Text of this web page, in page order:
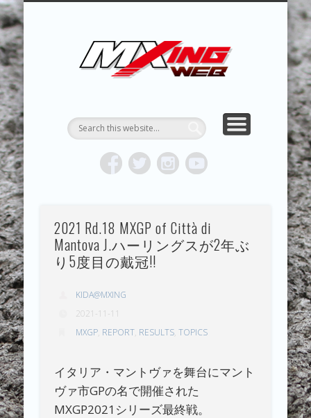
トク
HOME
TOPICS
ABOUT MX
RESULTS
REPORT
MXING & MXING＋PLUS
HYPER MXING
CONTACT
2021 Rd.18 MXGP of Città di
Mantova J.ハーリングスが2年ぶ
り5度目の戴冠!!
KIDA@MXING
2021-11-11
MXGP, REPORT, RESULTS,TOPICS
イタリア・マントヴァを舞台にマント
ヴァ市GPの名で開催された
MXGP2021シリーズ最終戦。